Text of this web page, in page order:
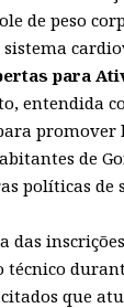
de peso
para
entendida
promover
de
políticas de
das
que